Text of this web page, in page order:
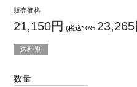
販売価格
21,150円 (税込10% 23,265
送料別
数量